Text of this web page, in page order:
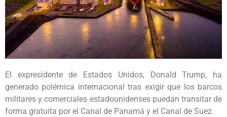
El expresidente de Estados Unidos, Donald Trump, ha
generado polémica internacional tras exigir que los barcos
militares y comerciales estadounidenses puedan transitar de
forma gratuita por el Canal de Panamá y el Canal de Suez.